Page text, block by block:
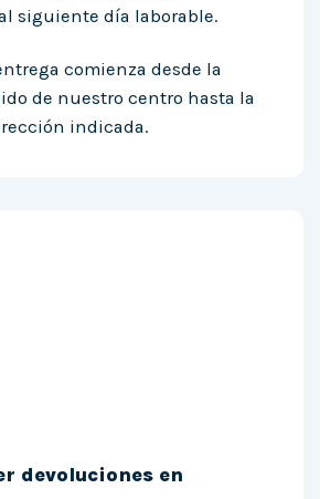
siguiente día laborable.
comienza desde la
de nuestro centro hasta la
indicada.
devoluciones en